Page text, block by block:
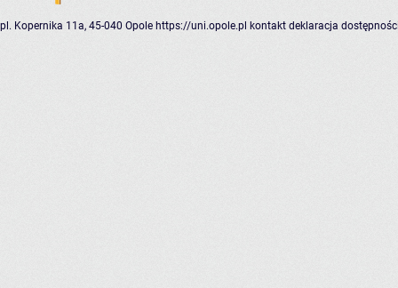
pl. Kopernika 11a, 45-040 Opole https://uni.opole.pl kontakt deklaracja